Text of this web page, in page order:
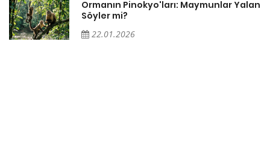
Ormanın Pinokyo'ları: Maymunlar Yalan
Söyler mi?
22.01.2026